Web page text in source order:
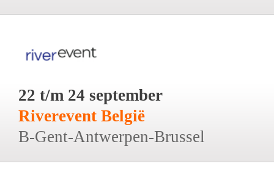
22 t/m 24 september
Riverevent België
B-Gent-Antwerpen-Brussel